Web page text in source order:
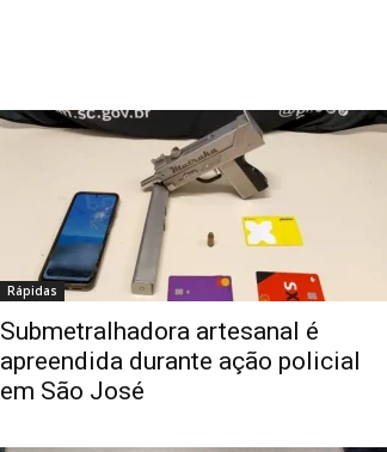
Rápidas
Submetralhadora artesanal é
apreendida durante ação policial
em São José